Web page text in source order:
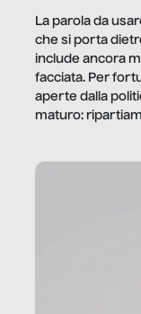
La parola da
che si porta
include ancora
facciata. Per
aperte dalla
maturo: